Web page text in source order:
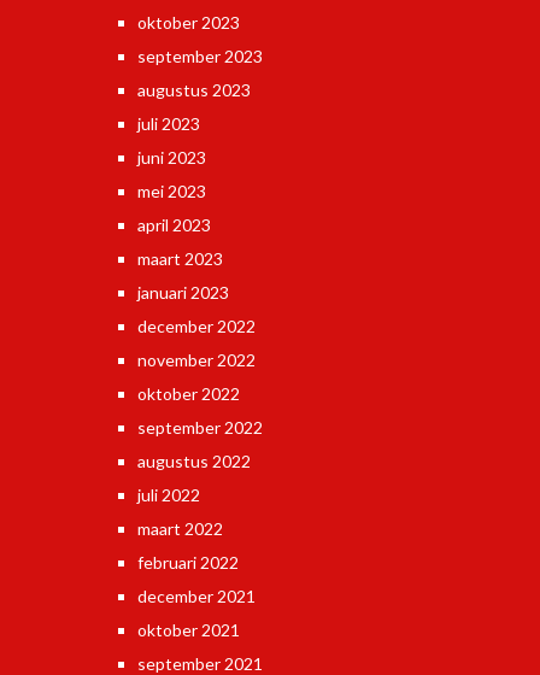
oktober 2023
september 2023
augustus 2023
juli 2023
juni 2023
mei 2023
april 2023
maart 2023
januari 2023
december 2022
november 2022
oktober 2022
september 2022
augustus 2022
juli 2022
maart 2022
februari 2022
december 2021
oktober 2021
september 2021